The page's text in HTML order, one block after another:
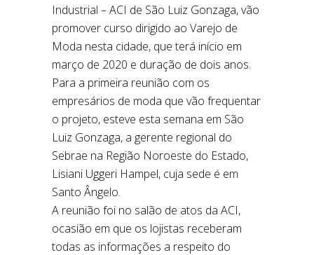
Industrial – ACI de São Luiz Gonzaga, vão
promover curso dirigido ao Varejo de
Moda nesta cidade, que terá início em
março de 2020 e duração de dois anos.
Para a primeira reunião com os
empresários de moda que vão frequentar
o projeto, esteve esta semana em São
Luiz Gonzaga, a gerente regional do
Sebrae na Região Noroeste do Estado,
Lisiani Uggeri Hampel, cuja sede é em
Santo Ângelo.
A reunião foi no salão de atos da ACI,
ocasião em que os lojistas receberam
todas as informações a respeito do